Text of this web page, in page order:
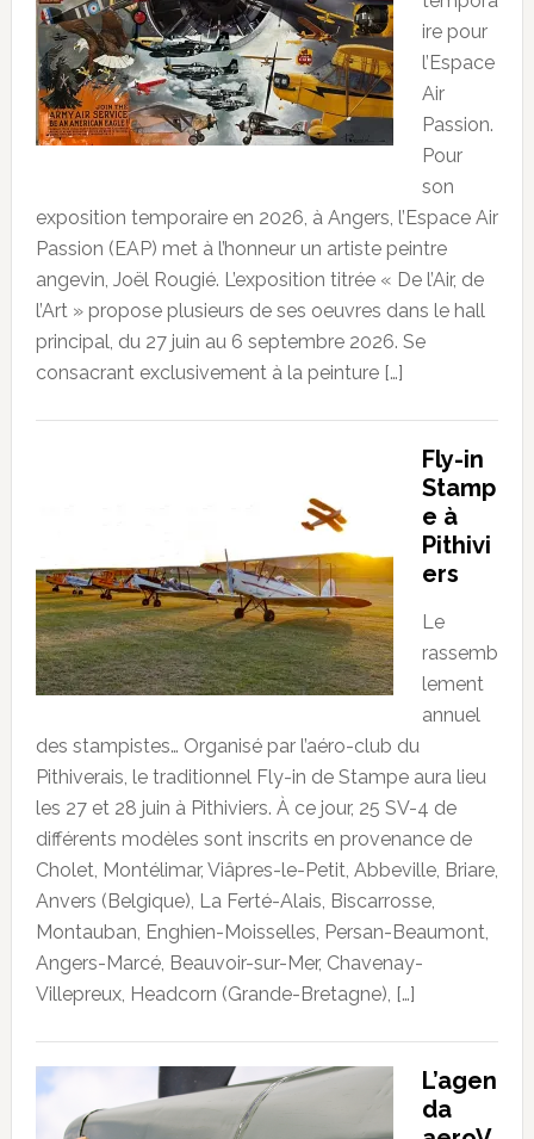
ire pour
l’Espace
Air
Passion.
Pour
son
exposition temporaire en 2026, à Angers, l’Espace Air
Passion (EAP) met à l’honneur un artiste peintre
angevin, Joël Rougié. L’exposition titrée « De l’Air, de
l’Art » propose plusieurs de ses oeuvres dans le hall
principal, du 27 juin au 6 septembre 2026. Se
consacrant exclusivement à la peinture […]
Fly-in
Stamp
e à
Pithivi
ers
Le
rassemb
lement
annuel
des stampistes… Organisé par l’aéro-club du
Pithiverais, le traditionnel Fly-in de Stampe aura lieu
les 27 et 28 juin à Pithiviers. À ce jour, 25 SV-4 de
différents modèles sont inscrits en provenance de
Cholet, Montélimar, Viâpres-le-Petit, Abbeville, Briare,
Anvers (Belgique), La Ferté-Alais, Biscarrosse,
Montauban, Enghien-Moisselles, Persan-Beaumont,
Angers-Marcé, Beauvoir-sur-Mer, Chavenay-
Villepreux, Headcorn (Grande-Bretagne), […]
L’agen
da